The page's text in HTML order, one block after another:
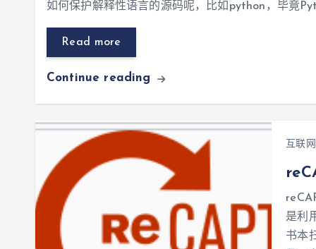
如何保护解释性语言的源码呢，比如python，毕竟
Read more
Continue reading
互联网
是利
书本